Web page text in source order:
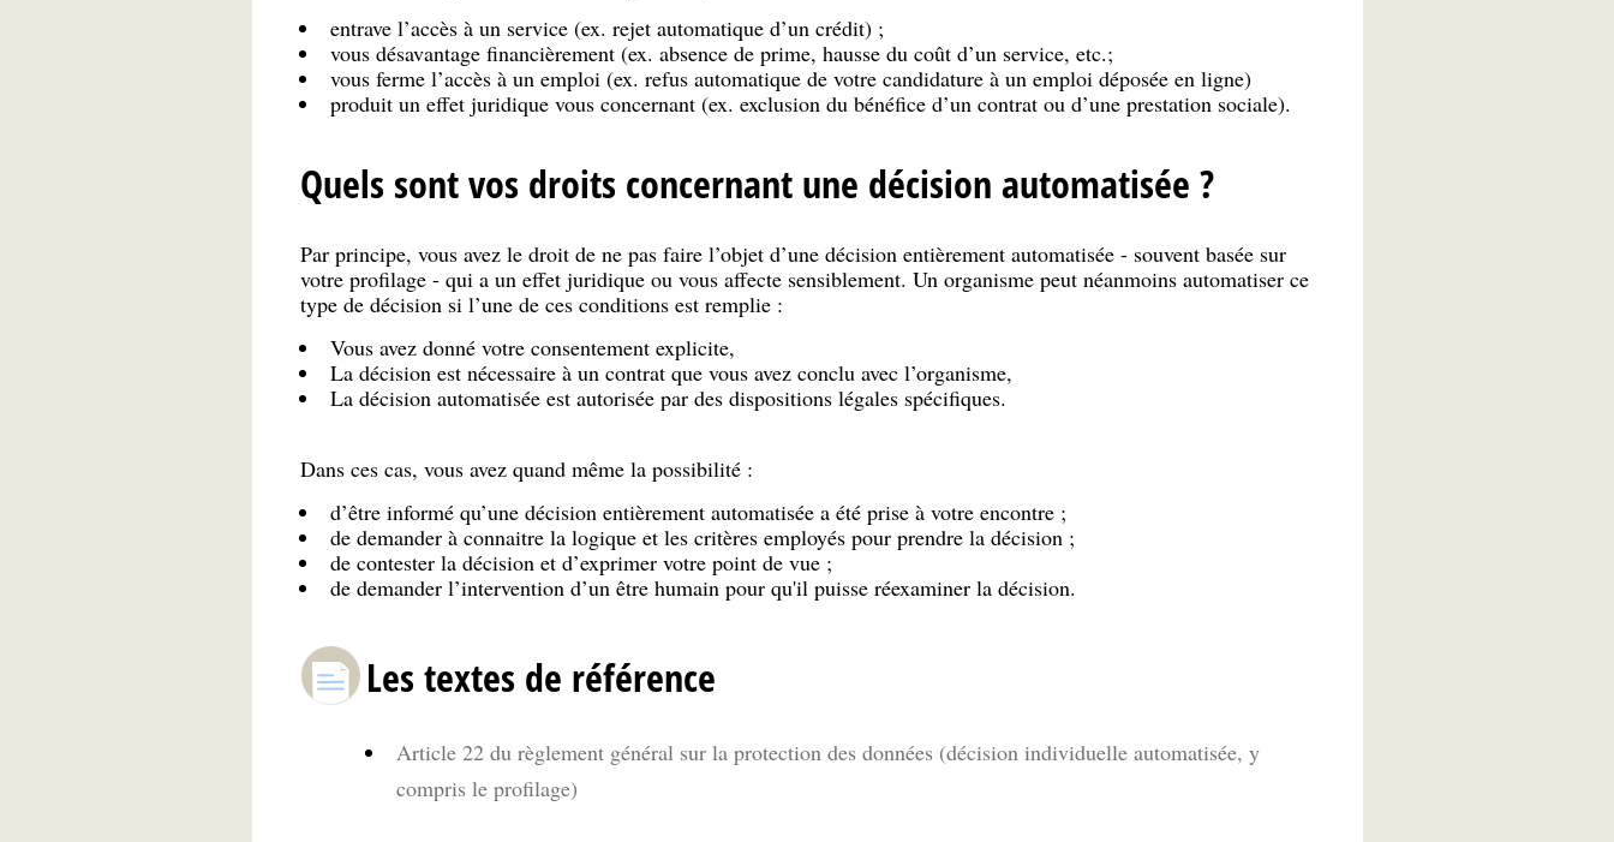
entrave l’accès à un service (ex. rejet automatique d’un crédit) ;
vous désavantage financièrement (ex. absence de prime, hausse du coût d’un service, etc.;
vous ferme l’accès à un emploi (ex. refus automatique de votre candidature à un emploi déposée en ligne)
produit un effet juridique vous concernant (ex. exclusion du bénéfice d’un contrat ou d’une prestation sociale).
Quels sont vos droits concernant une décision automatisée ?
Par principe, vous avez le droit de ne pas faire l’objet d’une décision entièrement automatisée - souvent basée sur
votre profilage - qui a un effet juridique ou vous affecte sensiblement. Un organisme peut néanmoins automatiser ce
type de décision si l’une de ces conditions est remplie :
Vous avez donné votre consentement explicite,
La décision est nécessaire à un contrat que vous avez conclu avec l’organisme,
La décision automatisée est autorisée par des dispositions légales spécifiques.
Dans ces cas, vous avez quand même la possibilité :
d’être informé qu’une décision entièrement automatisée a été prise à votre encontre ;
de demander à connaitre la logique et les critères employés pour prendre la décision ;
de contester la décision et d’exprimer votre point de vue ;
de demander l’intervention d’un être humain pour qu'il puisse réexaminer la décision.
Les textes de référence
Article 22 du règlement général sur la protection des données (décision individuelle automatisée, y
compris le profilage)